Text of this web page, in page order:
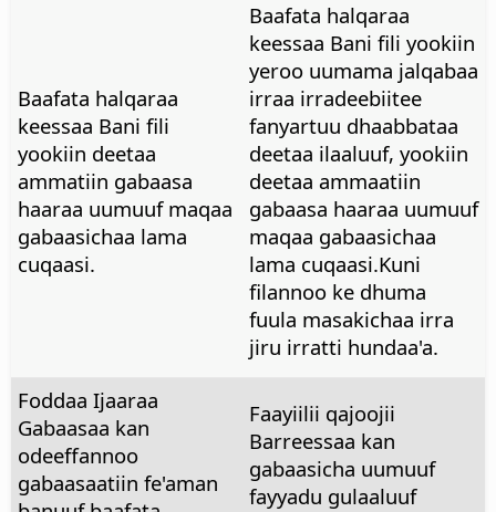
Baafata halqaraa
keessaa Bani fili
yookiin deetaa
ammatiin gabaasa
haaraa uumuuf maqaa
gabaasichaa lama
cuqaasi.
Baafata halqaraa
keessaa Bani fili yookiin
yeroo uumama jalqabaa
irraa irradeebiitee
fanyartuu dhaabbataa
deetaa ilaaluuf, yookiin
deetaa ammaatiin
gabaasa haaraa uumuuf
maqaa gabaasichaa
lama cuqaasi.Kuni
filannoo ke dhuma
fuula masakichaa irra
jiru irratti hundaa'a.
Foddaa Ijaaraa
Gabaasaa kan
odeeffannoo
gabaasaatiin fe'aman
Faayiilii qajoojii
Barreessaa kan
gabaasicha uumuuf
fayyadu gulaaluuf